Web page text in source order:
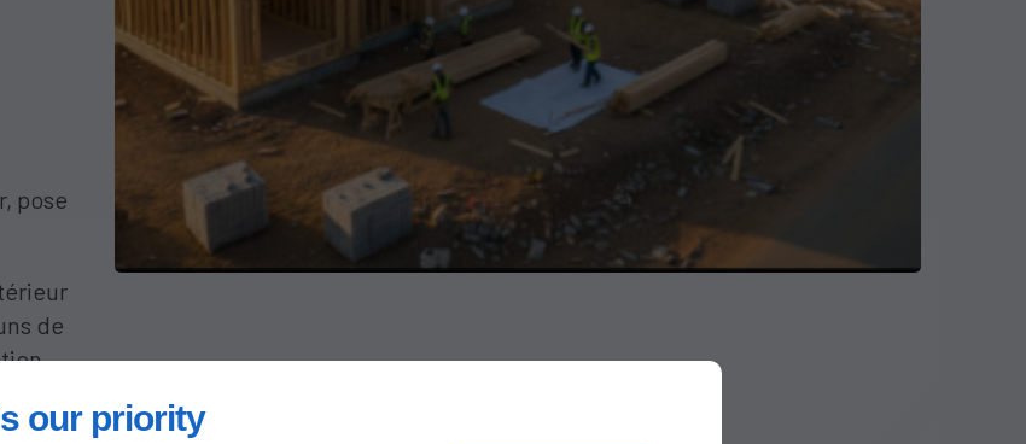
our priority
pose
de
paix